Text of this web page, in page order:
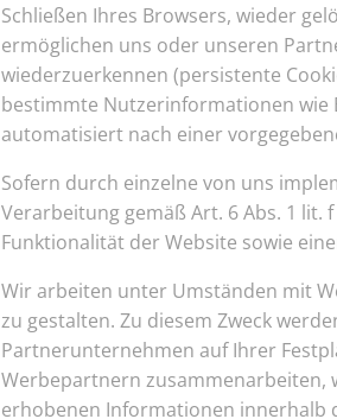
Schließen Ihres Browsers, wieder
ermöglichen uns oder unseren
wiederzuerkennen (persistente
bestimmte Nutzerinformationen wie
automatisiert nach einer
Sofern durch einzelne von uns
Verarbeitung gemäß Art. 6 Abs. 1 lit.
Funktionalität der Website sowie
Wir arbeiten unter Umständen mit
zu gestalten. Zu diesem Zweck
Partnerunternehmen auf Ihrer
Werbepartnern zusammenarbeiten,
erhobenen Informationen innerhalb